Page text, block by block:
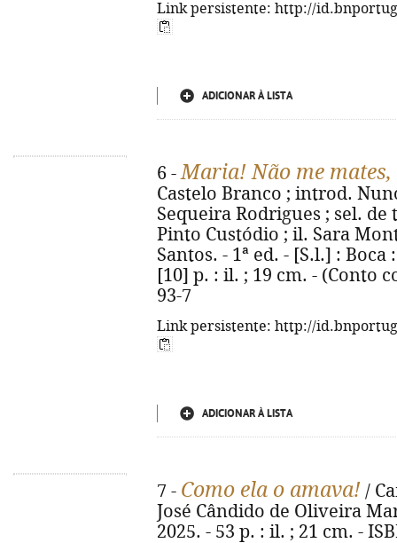
Link persistente: http://
ADICIONAR À LISTA
6 -Maria! Não me
Castelo Branco ; introd.
Sequeira Rodrigues ; sel.
Pinto Custódio ; il. Sara
Santos. - 1ª ed. - [S.l.] :
[10] p. : il. ; 19 cm. - (Conto
93-7
Link persistente: http://
ADICIONAR À LISTA
7 - Como ela o amava! /
José Cândido de Oliveira
2025. - 53 p. : il. ; 21 cm. -